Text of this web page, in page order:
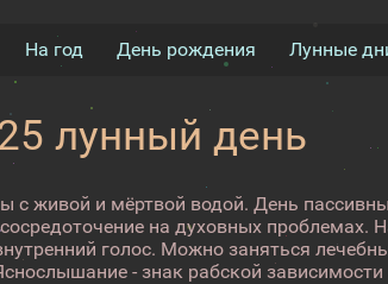
На год День рождения Лунные
лунный день
с живой и мёртвой водой. День
на духовных проблемах.
голос. Можно заняться
- знак рабской зависимости